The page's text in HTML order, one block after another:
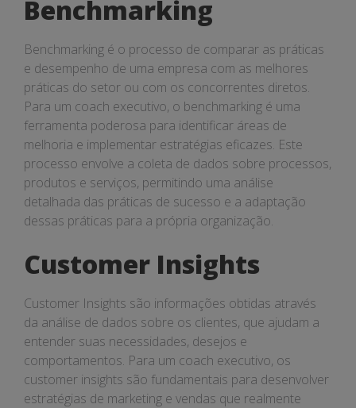
Benchmarking
Benchmarking é o processo de comparar as práticas
e desempenho de uma empresa com as melhores
práticas do setor ou com os concorrentes diretos.
Para um coach executivo, o benchmarking é uma
ferramenta poderosa para identificar áreas de
melhoria e implementar estratégias eficazes. Este
processo envolve a coleta de dados sobre processos,
produtos e serviços, permitindo uma análise
detalhada das práticas de sucesso e a adaptação
dessas práticas para a própria organização.
Customer Insights
Customer Insights são informações obtidas através
da análise de dados sobre os clientes, que ajudam a
entender suas necessidades, desejos e
comportamentos. Para um coach executivo, os
customer insights são fundamentais para desenvolver
estratégias de marketing e vendas que realmente